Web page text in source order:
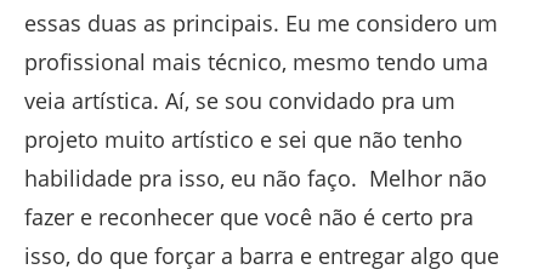
essas duas as principais. Eu me considero um
profissional mais técnico, mesmo tendo uma
veia artística. Aí, se sou convidado pra um
projeto muito artístico e sei que não tenho
habilidade pra isso, eu não faço. Melhor não
fazer e reconhecer que você não é certo pra
isso, do que forçar a barra e entregar algo que